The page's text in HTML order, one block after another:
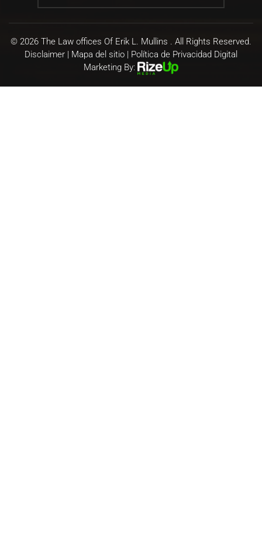
© 2026 The Law offices Of Erik L. Mullins . All Rights Reserved.
Disclaimer | Mapa del sitio | Política de Privacidad Digital
Marketing By: